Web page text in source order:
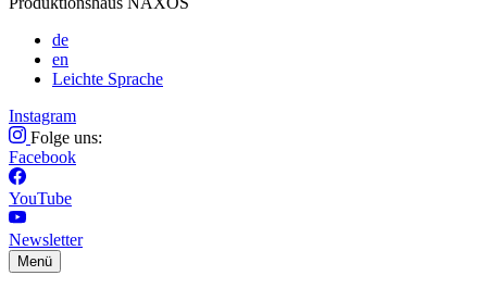
de
en
Leichte Sprache
Instagram
Folge uns:
Facebook
YouTube
Newsletter
Menü